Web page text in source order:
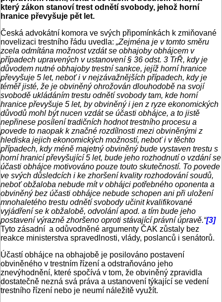
který zákon stanoví trest odnětí svobody, jehož horní
hranice převyšuje pět let.
Česká advokátní komora ve svých připomínkách k zmiňované
novelizaci trestního řádu uvedla: „Zejména je v tomto směru
zcela odmítána možnost vzdát se obhajoby obhájcem v
případech upravených v ustanovení § 36 odst. 3 TrŘ, kdy je
důvodem nutné obhajoby trestní sankce, jejíž horní hranice
převyšuje 5 let, neboť i v nejzávažnějších případech, kdy je
téměř jisté, že je obviněný ohrožován dlouhodobě na svojí
svobodě ukládáním trestu odnětí svobody tam, kde horní
hranice převyšuje 5 let, by obviněný i jen z ryze ekonomických
důvodů mohl být nucen vzdát se účasti obhájce, a to jistě
nepřinese posílení tradičních hodnot trestního procesu a
povede to naopak k značné rozdílnosti mezi obviněnými z
hlediska jejich ekonomických možností, neboť i v těchto
případech, kdy méně majetný obviněný bude vystaven trestu s
horní hranicí převyšující 5 let, bude jeho rozhodnutí o vzdání se
účasti obhájce motivováno pouze touto skutečností. To povede
ve svých důsledcích i ke zhoršení kvality rozhodování soudů,
neboť obžaloba nebude mít v obhájci potřebného oponenta a
obviněný bez účasti obhájce nebude schopen ani při uložení
mnohaletého trestu odnětí svobody učinit kvalifikované
vyjádření se k obžalobě, odvolání apod. a tím bude jeho
postavení výrazně zhoršeno oproti stávající právní úpravě.“[3]
Tyto zásadní a odůvodněné argumenty ČAK zůstaly bez
reakce ministerstva spravedlnosti, vlády, poslanců i senátorů.
Účastí obhájce na obhajobě je posilováno postavení
obviněného v trestním řízení a odstraňováno jeho
znevýhodnění, které spočívá v tom, že obviněný zpravidla
dostatečně nezná svá práva a ustanovení týkající se vedení
trestního řízení nebo je neumí náležitě využít.